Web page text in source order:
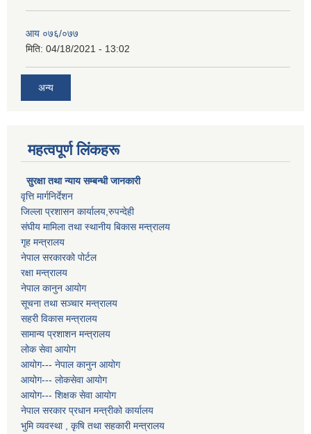
आय ०७६/०७७
मिति: 04/18/2021 - 13:02
अन्य
महत्वपूर्ण लिंकहरू
सुरक्षा तथा न्याय सम्बन्धी जानकारी
वृत्ति मार्गनिर्देशन
जिल्ला प्रशासन कार्यालय,रुपन्देही
संघीय मामिला तथा स्थानीय बिकास मन्त्रालय
गृह मन्त्रालय
नेपाल सरकारको पोर्टल
रक्षा मन्त्रालय
नेपाल कानुन आयोग
सूचना तथा सञ्चार मन्त्रालय
सहरी विकास मन्त्रालय
सामान्य प्रशाशन मन्त्रालय
लोक सेवा आयोग
आयोग--- नेपाल कानुन आयोग
आयोग--- लोकसेवा आयोग
आयोग--- शिक्षक सेवा आयोग
नेपाल सरकार प्रधान मन्त्रीको कार्यालय
भुमि व्यवस्था , कृषि तथा सहकारी मन्त्रालय